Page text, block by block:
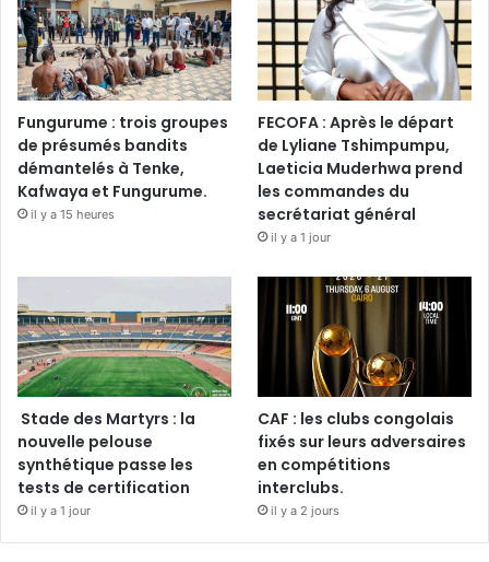
Fungurume : trois groupes
de présumés bandits
démantelés à Tenke,
Kafwaya et Fungurume.
il y a 15 heures
FECOFA : Après le départ
de Lyliane Tshimpumpu,
Laeticia Muderhwa prend
les commandes du
secrétariat général
il y a 1 jour
Stade des Martyrs : la
nouvelle pelouse
synthétique passe les
tests de certification
il y a 1 jour
CAF : les clubs congolais
fixés sur leurs adversaires
en compétitions
interclubs.
il y a 2 jours